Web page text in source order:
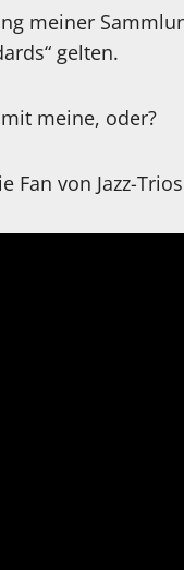
meiner
gelten.
meine, oder?
Fan von Jazz-